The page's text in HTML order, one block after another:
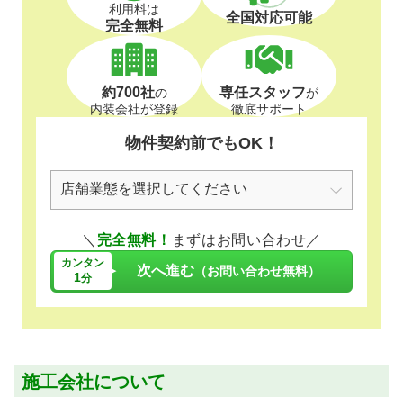
利用料は
完全無料 全国対応可能
約700社の
内装会社が登録
専任スタッフが
徹底サポート
物件契約前でもOK！
＼ 完全無料！ まずはお問い合わせ／
カンタン
1分 次へ進む （お問い合わせ無料）
施工会社について